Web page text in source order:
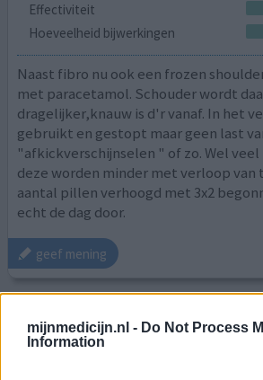
mijnmedicijn.nl - Do Not Process
Information
Effectiviteit
Hoeveelheid bijwerkingen
Naast fibro nu ook een frozen
met paracetamol. Schouder wordt
dragelijker,knauw is d'r vanaf. In het
gebruikt en gestopt maar geen last
"afkickverschijnselen " of zo. Wel
deze worden minder met verloop van
aantal pillen verhoogd met 3x2
echt de dag door.
geef mening
Tramadol
27-03-2022 | Man | 64